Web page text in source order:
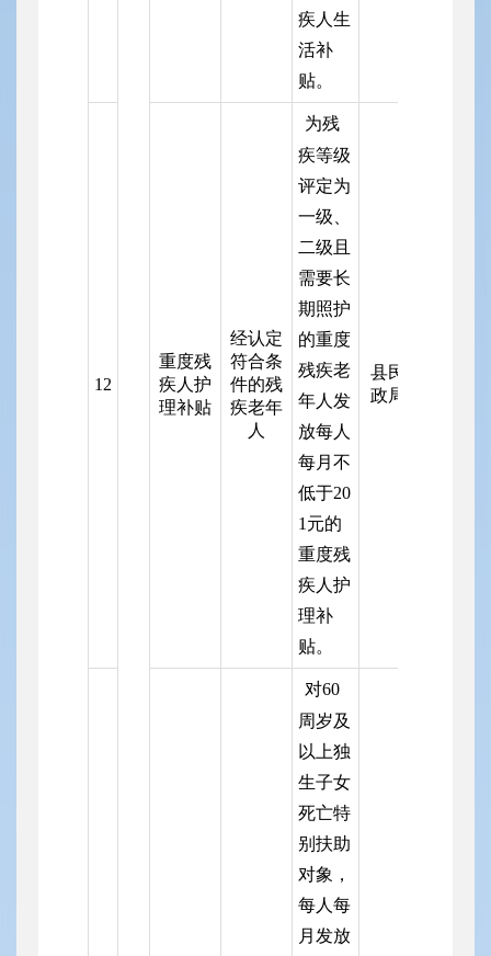
疾人生
活补
贴。
12
重度残
疾人护
理补贴
经认定
符合条
件的残
疾老年
人
为残
疾等级
评定为
一级、
二级且
需要长
期照护
的重度
残疾老
年人发
放每人
每月不
低于20
1元的
重度残
疾人护
理补
贴。
县民
政局
对60
周岁及
以上独
生子女
死亡特
别扶助
对象，
每人每
月发放